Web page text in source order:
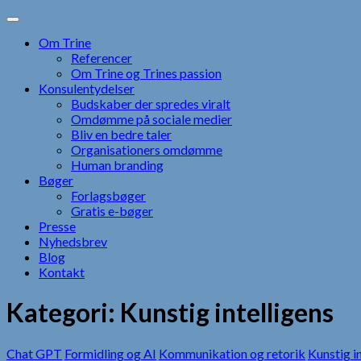
Skip
contentOm Trine
Referencer
Om Trine og Trines passion
Konsulentydelser
Budskaber der spredes viralt
Omdømme på sociale medier
Bliv en bedre taler
Organisationers omdømme
Human branding
Bøger
Forlagsbøger
Gratis e-bøger
Presse
Nyhedsbrev
Blog
Kontakt
Kategori: Kunstig intelligens
Chat GPT Formidling og AI Kommunikation og retorik Kunstig